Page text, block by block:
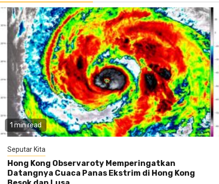
1 min read
Seputar Kita
Hong Kong Observaroty Memperingatkan
Datangnya Cuaca Panas Ekstrim di Hong Kong